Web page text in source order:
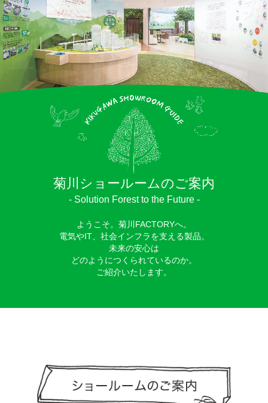
菊川ショールームのご案内
- Solution Forest to the Future -
ようこそ。菊川FACTORYへ。
電気やIT、社会インフラを支える製品。
未来の安心は
どのようにつくられているのか。
ご紹介いたします。